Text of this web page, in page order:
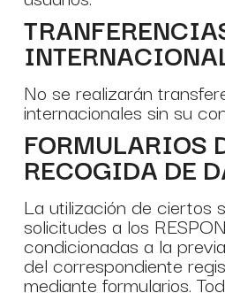
No se realizarán
internacionales sin su
FORMULARIOS
RECOGIDA DE
La utilización de ciertos
solicitudes a los
condicionadas a la
del correspondiente
mediante formularios.